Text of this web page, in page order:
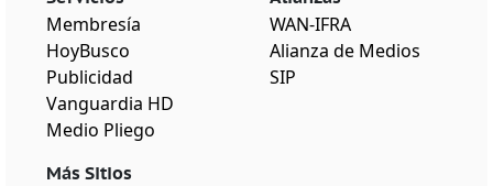
Membresía
HoyBusco
Publicidad
Vanguardia HD
Medio Pliego
Más Sitios
WAN-IFRA
Alianza de Medios
SIP